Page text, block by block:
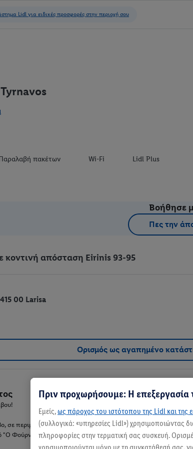
πακέτων Wi-Fi Lidl Plus
Βοήθησε
Πες την
κοντινή απόσταση Eirinis 93-95
00 Larisa
Ορισμός ως αγαπημένο
σε περιμένει το Lidl σου, έτοιμο να καλύψει τις ανάγκες σου
"Ο Φούρνος Μας", γαλακτοκομικά και εκλεκτά κρέατα.
Πριν προχωρήσουμε: Η
Εμείς,ως πάροχος του ιστότοπου της Lidl και
(συλλογικά: «υπηρεσίες Lidl») χρησιμοποιώντας
πληροφορίες στην τερματική σας συσκευή.